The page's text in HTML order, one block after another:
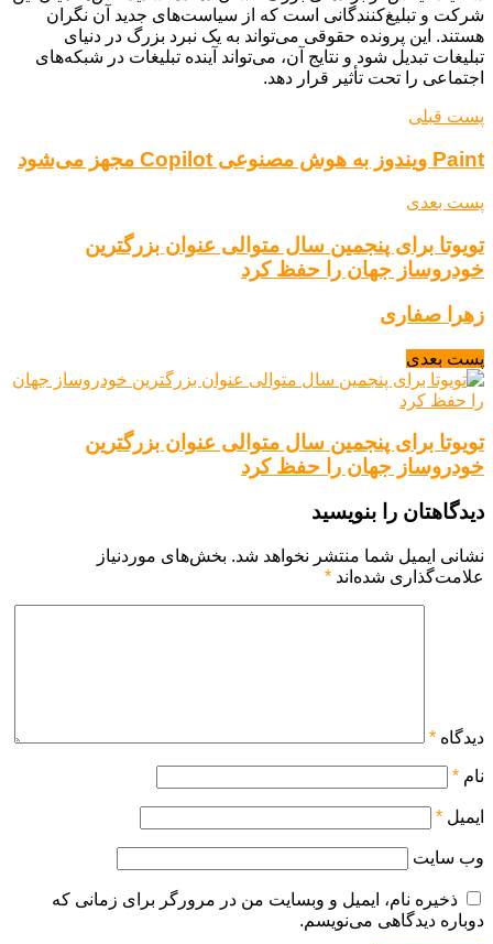
شرکت و تبلیغ‌کنندگانی است که از سیاست‌های جدید آن نگران
هستند. این پرونده حقوقی می‌تواند به یک نبرد بزرگ در دنیای
تبلیغات تبدیل شود و نتایج آن، می‌تواند آینده تبلیغات در شبکه‌های
اجتماعی را تحت تأثیر قرار دهد.
پست قبلی
Paint ویندوز به هوش مصنوعی Copilot مجهز می‌شود
پست بعدی
تویوتا برای پنجمین سال متوالی عنوان بزرگترین
خودروساز جهان را حفظ کرد
زهرا صفاری
پست بعدی
تویوتا برای پنجمین سال متوالی عنوان بزرگترین
خودروساز جهان را حفظ کرد
دیدگاهتان را بنویسید
نشانی ایمیل شما منتشر نخواهد شد. بخش‌های موردنیاز
علامت‌گذاری شده‌اند *
دیدگاه *
نام *
ایمیل *
وب‌ سایت
ذخیره نام، ایمیل و وبسایت من در مرورگر برای زمانی که
دوباره دیدگاهی می‌نویسم.